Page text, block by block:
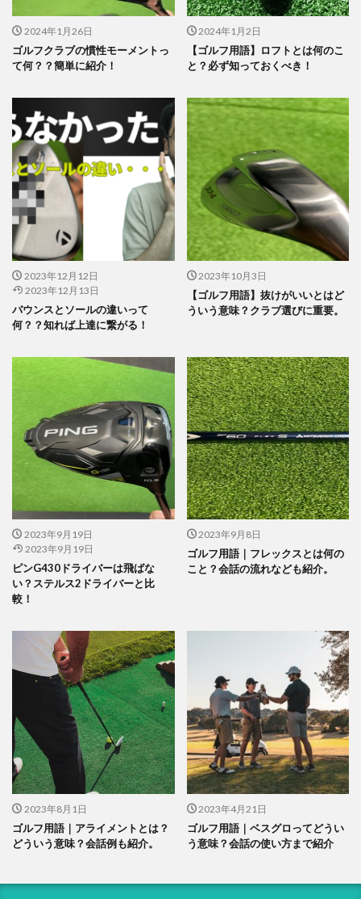
2024年1月26日
ゴルフクラブの慣性モーメントっ
て何？？簡単に紹介！
2024年1月2日
【ゴルフ用語】ロフトとは何のこ
と？必ず知っておくべき！
2023年12月12日
2023年12月13日
バウンスとソールの違いって
何？？知れば上達に繋がる！
2023年10月3日
【ゴルフ用語】抜けがいいとはど
ういう意味？クラブ選びに重要。
2023年9月19日
2023年9月19日
ピンG430ドライバーは飛ばな
い？ステルス2ドライバーと比
較！
2023年9月8日
ゴルフ用語｜フレックスとは何の
こと？会話の流れなども紹介。
2023年8月1日
ゴルフ用語｜アライメントとは？
どういう意味？会話例も紹介。
2023年4月21日
ゴルフ用語｜ベスグロってどうい
う意味？会話の使い方まで紹介